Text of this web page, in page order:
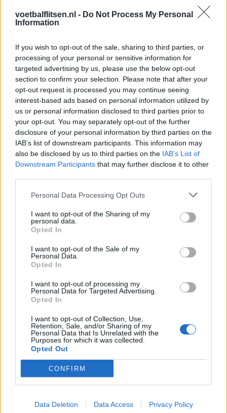
voetbalflitsen.nl - Do Not Process My Personal
Information
If you wish to opt-out of the sale, sharing to third parties, or
processing of your personal or sensitive information for
targeted advertising by us, please use the below opt-out
section to confirm your selection. Please note that after your
opt-out request is processed you may continue seeing
interest-based ads based on personal information utilized by
us or personal information disclosed to third parties prior to
your opt-out. You may separately opt-out of the further
disclosure of your personal information by third parties on the
IAB’s list of downstream participants. This information may
also be disclosed by us to third parties on the IAB’s List of
Downstream Participants that may further disclose it to other
Personal Data Processing Opt Outs
I want to opt-out of the Sharing of my
personal data.
Opted In
I want to opt-out of the Sale of my
Personal Data.
Opted In
I want to opt-out of processing my
Personal Data for Targeted Advertising.
Opted In
I want to opt-out of Collection, Use,
Retention, Sale, and/or Sharing of my
Personal Data that Is Unrelated with the
Purposes for which it was collected.
Opted Out
CONFIRM
Data Deletion Data Access Privacy Policy
contractdetails
koopoptie van 22 miljoen
Ajax helpt Burnley uit de brand met afgeknipte
sokken na blunder met tenues
Hakim Ziyech verhuurt opnieuw luxe
appartement op Amsterdamse Zuidas
Marcos Leonardo laat eerste indruk achter bij
Ajax: 'Hier gaan fans van genieten'
Resterend oefenprogramma Ajax: waar zijn de
duels te zien
Ajax groeit onder Míchel, maar transfermarkt
blijft cruciaal
Ajax-talent Mohamed Abdalla schrijft Europese
geschiedenis
Shane Kluivert krijgt kans van Flick en begint in
de basis bij FC Barcelona
Servische media vergelijken Ajax-talent Abdellah
Ouazane met Lionel Messi
Ajax zet grote stap richting volgende ronde na
ruime zege op Vojvodina
Dusan Tadic kijkt met bijzondere gevoelens naar
Ajax - Vojvodina